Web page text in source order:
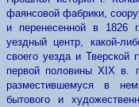
фаянсовой фабрики,
и перенесенной в 1826
уездный центр, какой-
своего уезда и Тверской
первой половины XIX в.
разместившемуся в
бытового и